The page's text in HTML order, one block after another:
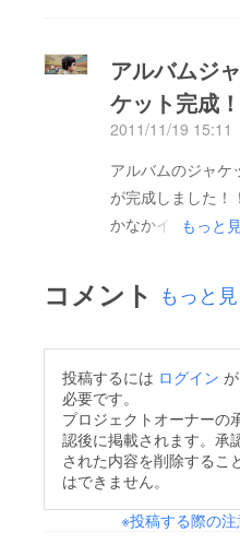
om/leake/) Disk
(http://
om/disk/) AFRO
援していただいた
ロン様は、おっし
ていただければチ
うにしておきます
トロンでない方も
い。お待ちしてお
す。下の動画は去
大晦日のライブで
たまたまカナダか
行に来て、たまた
場に居合わせた方
が、"These guys
の意味です。 AFRO
PARKERもこのア
ムをきっかけに、
ればと思います。
から販売を開始しま
す。Amazonでの
れから始めて行く
い。〜パトロンの
へ〜パトロンの皆
本当にありがとう
いました。Tシャツ
そろそろ制作にか
ますので、もう少
待ち下さい。プラ
アルバムジャ
ケット完成！
2011/11/19 15:11
アルバムのジャケ
が完成しました！
かなかイイ感じに
歌詞カードも楽に
るかなと思ったら
パトロンの皆様の
もばっちり載って
す！
もっと
コメント もっと
投稿するには ログイン が
必要です。
プロジェクトオーナーの
認後に掲載されます。承
された内容を削除するこ
はできません。
※投稿する際の注